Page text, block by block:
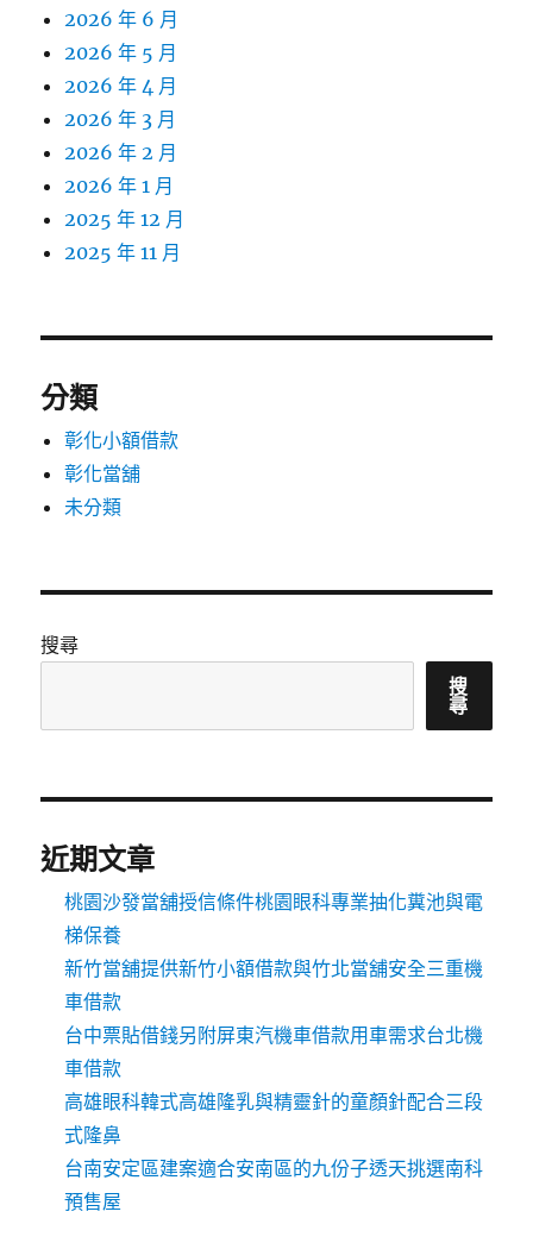
2026 年 6 月
2026 年 5 月
2026 年 4 月
2026 年 3 月
2026 年 2 月
2026 年 1 月
2025 年 12 月
2025 年 11 月
分類
彰化小額借款
彰化當舖
未分類
搜尋
搜
尋
近期文章
桃園沙發當舖授信條件桃園眼科專業抽化糞池與電
梯保養
新竹當舖提供新竹小額借款與竹北當舖安全三重機
車借款
台中票貼借錢另附屏東汽機車借款用車需求台北機
車借款
高雄眼科韓式高雄隆乳與精靈針的童顏針配合三段
式隆鼻
台南安定區建案適合安南區的九份子透天挑選南科
預售屋